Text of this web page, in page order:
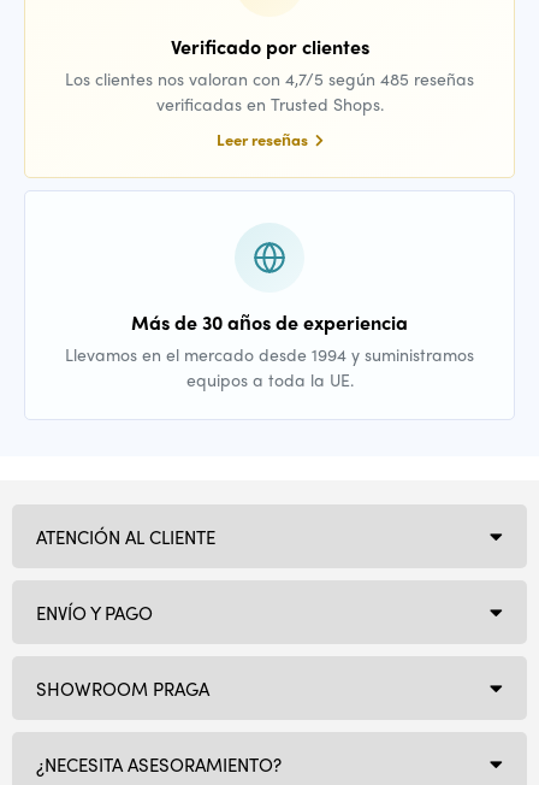
Verificado por clientes
Los clientes nos valoran con 4,7/5 según 485 reseñas
verificadas en Trusted Shops.
Leer reseñas
Más de 30 años de experiencia
Llevamos en el mercado desde 1994 y suministramos
equipos a toda la UE.
SHOWROOM PRAGA
¿NECESITA ASESORAMIENTO?
ATENCIÓN AL CLIENTE
ENVÍO Y PAGO